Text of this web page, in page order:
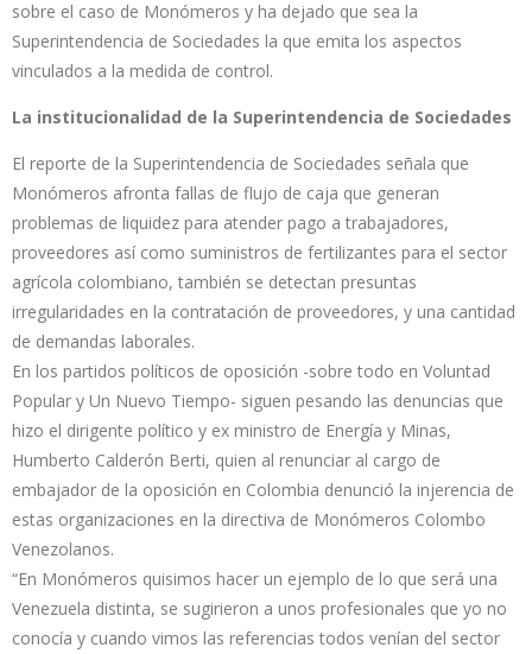
sobre el caso de Monómeros y ha dejado que sea la
Superintendencia de Sociedades la que emita los aspectos
vinculados a la medida de control.
La institucionalidad de la Superintendencia de Sociedades
El reporte de la Superintendencia de Sociedades señala que
Monómeros afronta fallas de flujo de caja que generan
problemas de liquidez para atender pago a trabajadores,
proveedores así como suministros de fertilizantes para el sector
agrícola colombiano, también se detectan presuntas
irregularidades en la contratación de proveedores, y una cantidad
de demandas laborales.
En los partidos políticos de oposición -sobre todo en Voluntad
Popular y Un Nuevo Tiempo- siguen pesando las denuncias que
hizo el dirigente político y ex ministro de Energía y Minas,
Humberto Calderón Berti, quien al renunciar al cargo de
embajador de la oposición en Colombia denunció la injerencia de
estas organizaciones en la directiva de Monómeros Colombo
Venezolanos.
“En Monómeros quisimos hacer un ejemplo de lo que será una
Venezuela distinta, se sugirieron a unos profesionales que yo no
conocía y cuando vimos las referencias todos venían del sector